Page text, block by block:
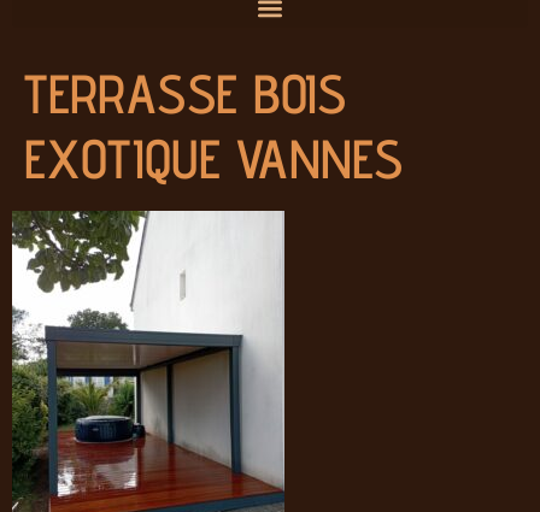
TERRASSE BOIS
EXOTIQUE VANNES